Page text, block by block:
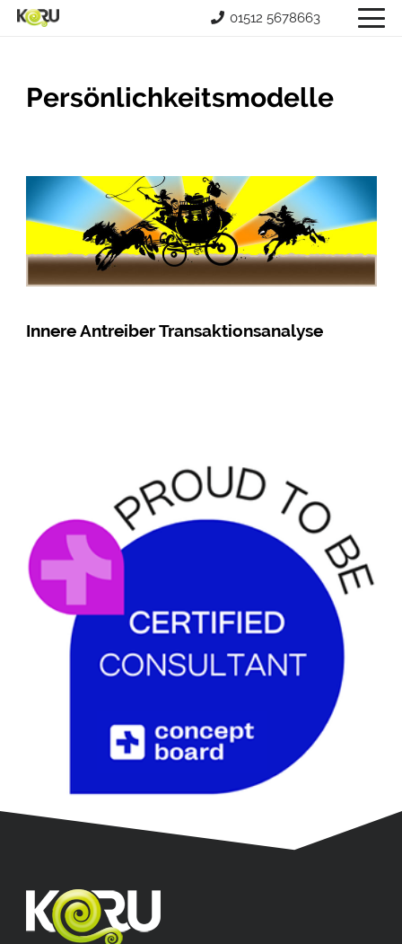
01512 5678663
Persönlichkeitsmodelle
Innere Antreiber Transaktionsanalyse